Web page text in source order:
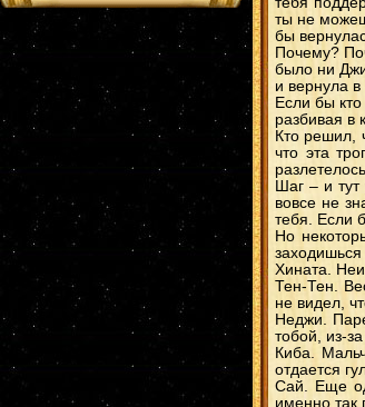
ты не
бы
Почему?
было ни
и вернула
Если бы
разбивая в
Кто решил,
что эта
Шаг – и
вовсе не
тебя. Если
Но
заходишься
Хината.
Тен-Тен.
не видел,
Неджи.
тобой, из-
Киба.
отдается
Сай. Еще
именно так